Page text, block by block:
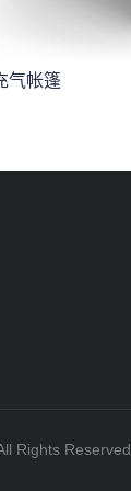
气帐篷
Rights Reserved.